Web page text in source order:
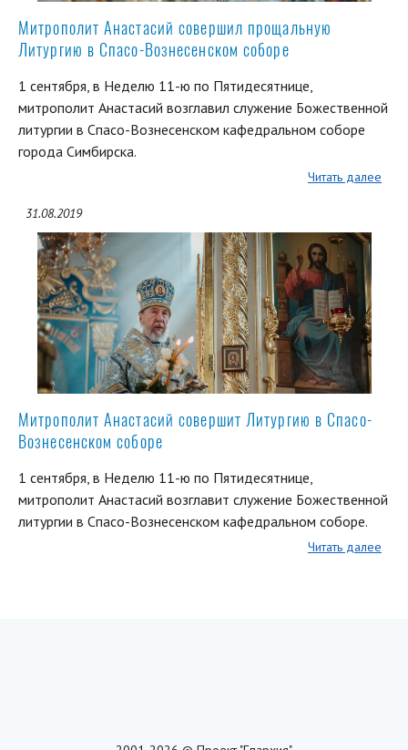
Митрополит Анастасий совершил прощальную
Литургию в Спасо-Вознесенском соборе
1 сентября, в Неделю 11-ю по Пятидесятнице,
митрополит Анастасий возглавил служение Божественной
литургии в Спасо-Вознесенском кафедральном соборе
города Симбирска.
Читать далее
31.08.2019
Митрополит Анастасий совершит Литургию в Спасо-
Вознесенском соборе
1 сентября, в Неделю 11-ю по Пятидесятнице,
митрополит Анастасий возглавит служение Божественной
литургии в Спасо-Вознесенском кафедральном соборе.
Читать далее